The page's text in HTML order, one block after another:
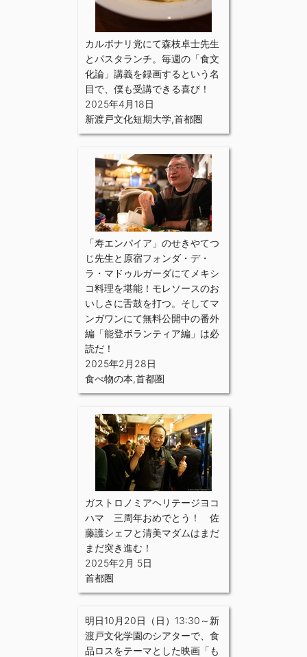
カルボナリ党にて森枝卓士先生
とパスタランチ。毎週の「食文
化論」講義を録画するという名
目で、僕も受講できる喜び！
2025年4月18日
新渡戸文化短期大学,首都圏
「寿エンパイア」のせきやてつ
じ先生と原宿フォンダ・デ・
ラ・マドゥルガーダにてメキシ
コ料理を堪能！モレソースのお
いしさに舌鼓を打つ。そしてマ
ンガワンにて無料公開中の番外
編「能登ボランティア編」は必
読だ！
2025年2月28日
食べ物の本,首都圏
ガストロノミアヘリテージヨコ
ハマ 三周年おめでとう！ 佐
藤護シェフと清美マダムはまだ
まだ突き進む！
2025年2月 5日
首都圏
明日10月20日（日）13:30～新
渡戸文化学園のシアターで、食
品ロスをテーマとした映画「も